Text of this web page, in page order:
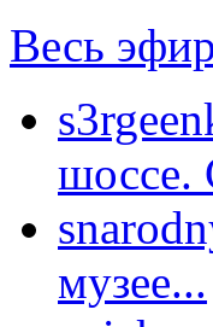
Весь эфир
шоссе.
музее...